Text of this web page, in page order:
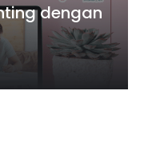
dengan